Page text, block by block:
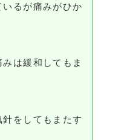
るが痛みがひか
は緩和してもま
をしてもまたす